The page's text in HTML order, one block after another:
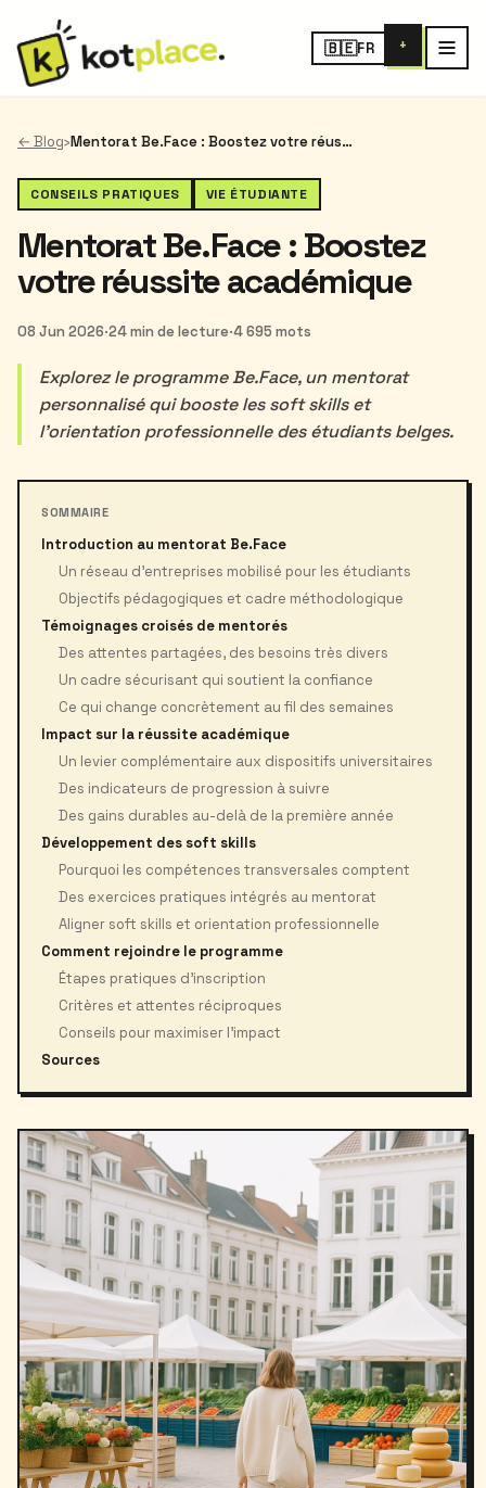
🇧🇪FR +
← Blog› Mentorat Be.Face : Boostez votre réussite académique
CONSEILS PRATIQUES VIE ÉTUDIANTE
Mentorat Be.Face : Boostez
votre réussite académique
08 Jun 2026·24 min de lecture·4 695 mots
Explorez le programme Be.Face, un mentorat
personnalisé qui booste les soft skills et
l’orientation professionnelle des étudiants belges.
SOMMAIRE
Introduction au mentorat Be.Face
Un réseau d’entreprises mobilisé pour les étudiants
Objectifs pédagogiques et cadre méthodologique
Témoignages croisés de mentorés
Des attentes partagées, des besoins très divers
Un cadre sécurisant qui soutient la confiance
Ce qui change concrètement au fil des semaines
Impact sur la réussite académique
Un levier complémentaire aux dispositifs universitaires
Des indicateurs de progression à suivre
Des gains durables au-delà de la première année
Développement des soft skills
Pourquoi les compétences transversales comptent
Des exercices pratiques intégrés au mentorat
Aligner soft skills et orientation professionnelle
Comment rejoindre le programme
Étapes pratiques d’inscription
Critères et attentes réciproques
Conseils pour maximiser l’impact
Sources